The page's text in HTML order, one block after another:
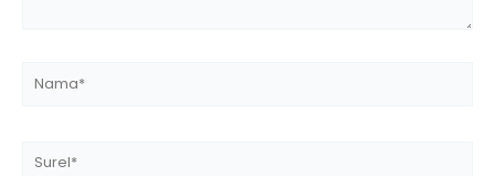
Surel*